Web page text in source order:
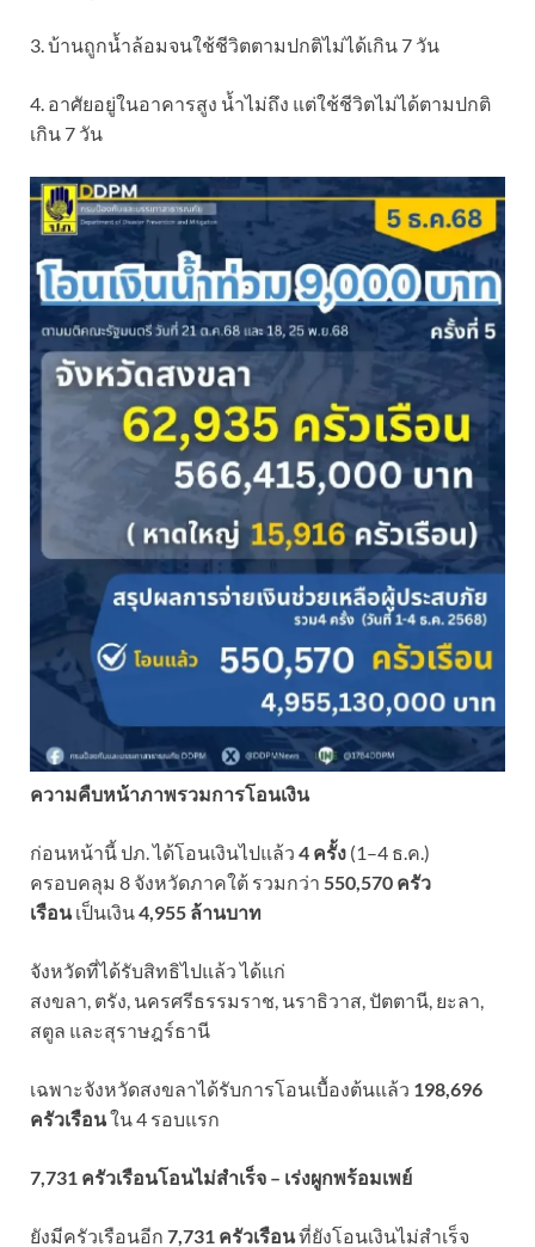
3. บ้านถูกน้ำล้อมจนใช้ชีวิตตามปกติไม่ได้เกิน 7 วัน
4. อาศัยอยู่ในอาคารสูง น้ำไม่ถึง แต่ใช้ชีวิตไม่ได้ตามปกติ
เกิน 7 วัน
ความคืบหน้าภาพรวมการโอนเงิน
ก่อนหน้านี้ ปภ. ได้โอนเงินไปแล้ว 4 ครั้ง (1–4 ธ.ค.)
ครอบคลุม 8 จังหวัดภาคใต้ รวมกว่า 550,570 ครัว
เรือนเป็นเงิน4,955 ล้านบาท
จังหวัดที่ได้รับสิทธิไปแล้ว ได้แก่
สงขลา, ตรัง, นครศรีธรรมราช, นราธิวาส, ปัตตานี, ยะลา,
สตูล และสุราษฎร์ธานี
เฉพาะจังหวัดสงขลาได้รับการโอนเบื้องต้นแล้ว 198,696
ครัวเรือนใน 4 รอบแรก
7,731 ครัวเรือนโอนไม่สำเร็จ – เร่งผูกพร้อมเพย์
ยังมีครัวเรือนอีก 7,731 ครัวเรือนที่ยังโอนเงินไม่สำเร็จ